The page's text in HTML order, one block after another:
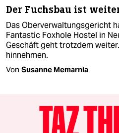
Der Fuchsbau ist
Das Oberverwaltungsgericht
Fantastic Foxhole Hostel in
Geschäft geht trotzdem
hinnehmen.
Von Susanne Memarnia